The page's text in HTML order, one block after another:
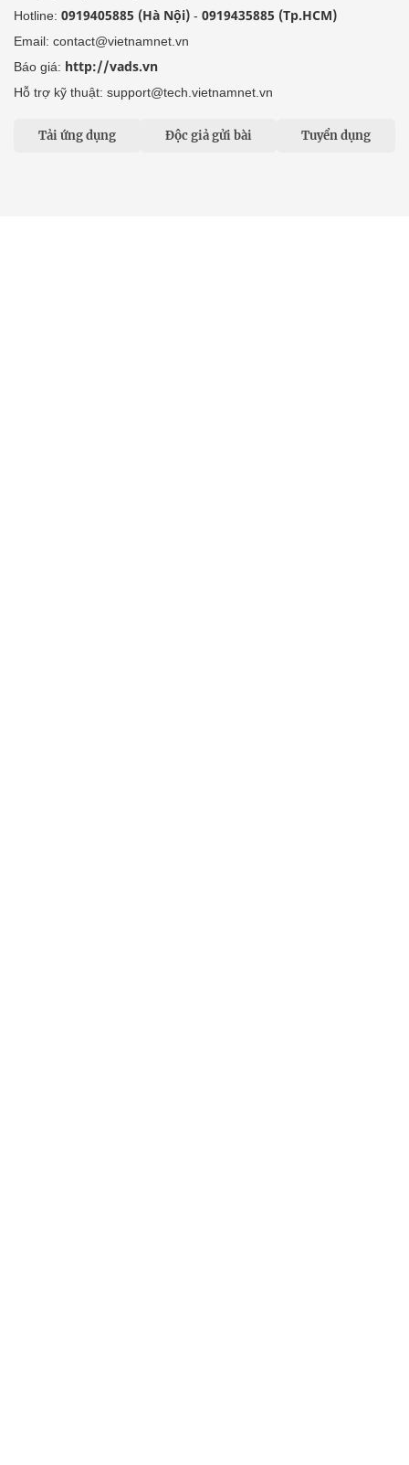
Hotline: 0919405885 (Hà Nội) - 0919435885 (Tp.HCM)
Email: contact@vietnamnet.vn
Báo giá: http://vads.vn
Hỗ trợ kỹ thuật: support@tech.vietnamnet.vn
Tải ứng dụng Độc giả gửi bài Tuyển dụng